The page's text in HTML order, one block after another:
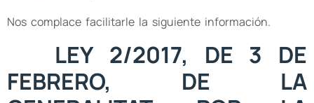
Nos complace facilitarle la siguiente información.
LEY 2/2017, DE 3 DE
FEBRERO, DE LA